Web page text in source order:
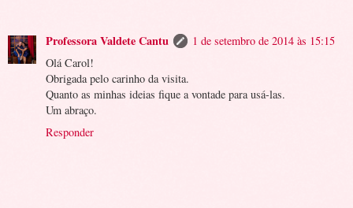
Professora Valdete Cantu
1 de setembro de 2014 às 15:15
Olá Carol!
Obrigada pelo carinho da visita.
Quanto as minhas ideias fique a vontade para usá-las.
Um abraço.
Responder